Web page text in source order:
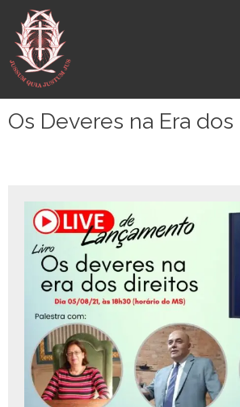
para
conteúdo
Os Deveres na Era